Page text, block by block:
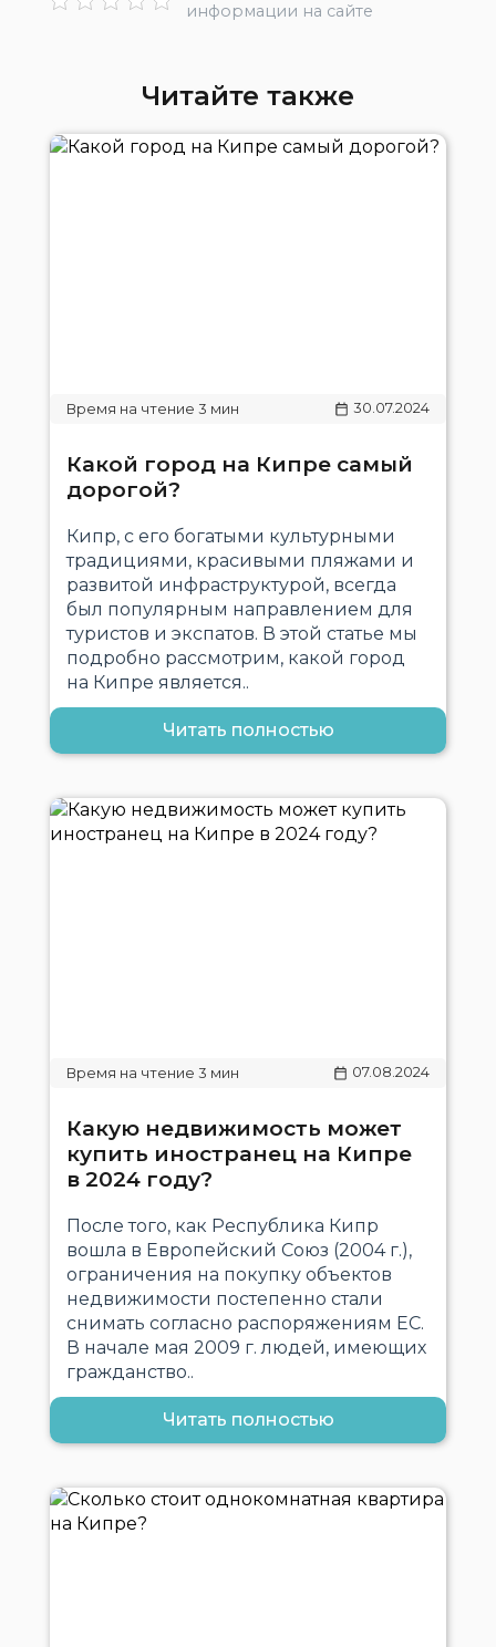
информации на сайте
Читайте также
30.07.2024
Какой город на Кипре самый
дорогой?
Кипр, с его богатыми культурными
традициями, красивыми пляжами и
развитой инфраструктурой, всегда
был популярным направлением для
туристов и экспатов. В этой статье мы
подробно рассмотрим, какой город
на Кипре является..
Читать полностью
07.08.2024
Какую недвижимость может
купить иностранец на Кипре
в 2024 году?
После того, как Республика Кипр
вошла в Европейский Союз (2004 г.),
ограничения на покупку объектов
недвижимости постепенно стали
снимать согласно распоряжениям ЕС.
В начале мая 2009 г. людей, имеющих
гражданство..
Читать полностью